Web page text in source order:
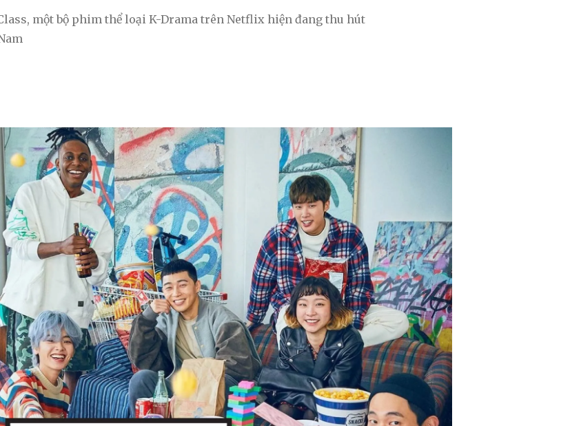
một bộ phim thể loại K-Drama trên Netflix hiện đang thu hút